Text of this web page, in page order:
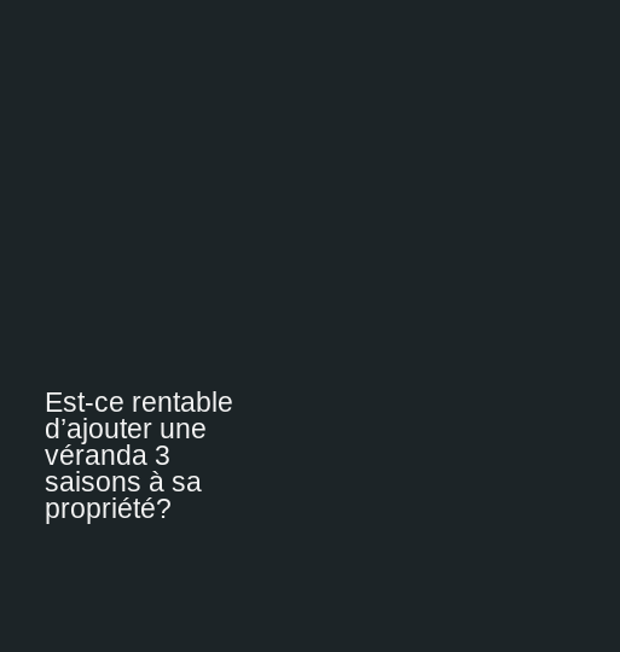
Est-ce rentable
d’ajouter une
véranda 3
saisons à sa
propriété?